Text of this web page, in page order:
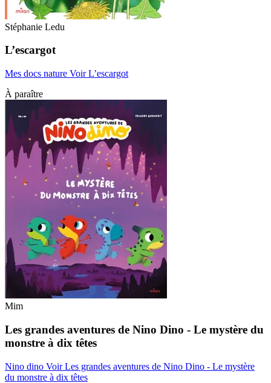
Stéphanie Ledu
L’escargot
Mes docs nature Voir L’escargot
À paraître
Mim
Les grandes aventures de Nino Dino - Le mystère du
monstre à dix têtes
Nino dino Voir Les grandes aventures de Nino Dino - Le mystère
du monstre à dix têtes